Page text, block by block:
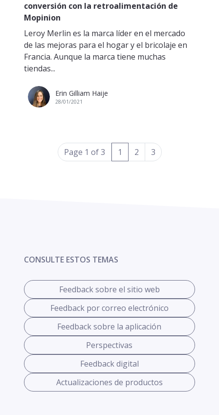
conversión con la retroalimentación de
Mopinion
Leroy Merlin es la marca líder en el mercado
de las mejoras para el hogar y el bricolaje en
Francia. Aunque la marca tiene muchas
tiendas...
Erin Gilliam Haije
28/01/2021
Page 1 of 3 1 (current)
2 3
CONSULTE ESTOS TEMAS
Feedback sobre el sitio web
Feedback por correo electrónico
Feedback sobre la aplicación
Perspectivas
Feedback digital
Actualizaciones de productos